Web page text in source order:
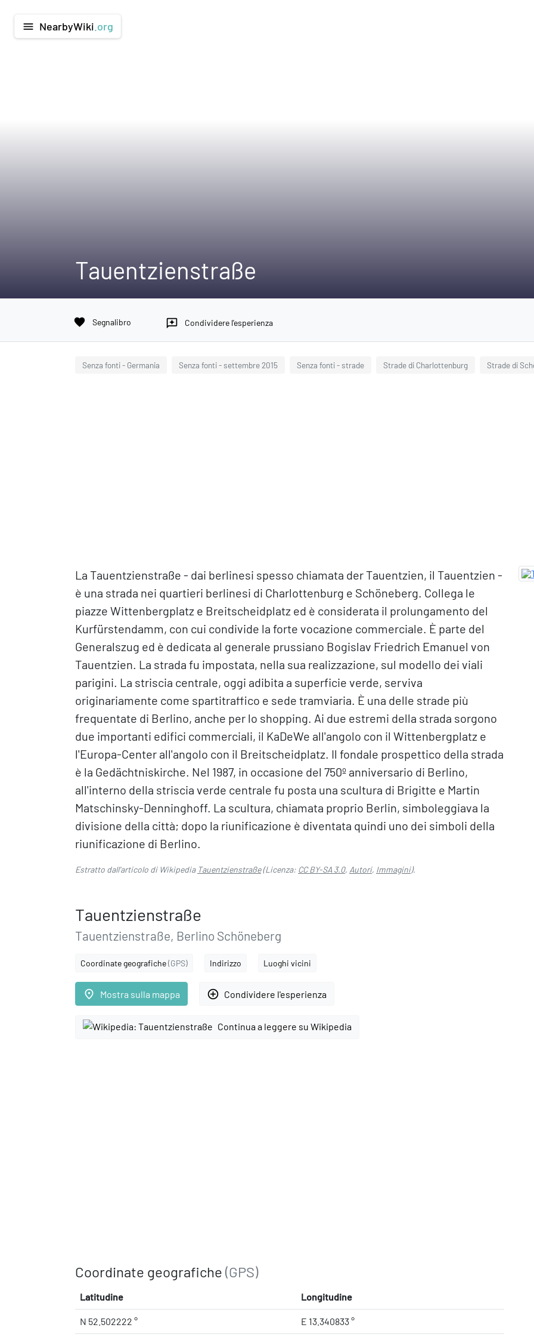
menu NearbyWiki .org
Tauentzienstraße
favorite Segnalibro reviews Condividere l'esperienza
Senza fonti - Germania Senza fonti - settembre 2015 Senza fonti - strade Strade di Charlottenburg Strade di
La Tauentzienstraße - dai berlinesi spesso chiamata der Tauentzien, il Tauentzien -
è una strada nei quartieri berlinesi di Charlottenburg e Schöneberg. Collega le
piazze Wittenbergplatz e Breitscheidplatz ed è considerata il prolungamento del
Kurfürstendamm, con cui condivide la forte vocazione commerciale. È parte del
Generalszug ed è dedicata al generale prussiano Bogislav Friedrich Emanuel von
Tauentzien. La strada fu impostata, nella sua realizzazione, sul modello dei viali
parigini. La striscia centrale, oggi adibita a superficie verde, serviva
originariamente come spartitraffico e sede tramviaria. È una delle strade più
frequentate di Berlino, anche per lo shopping. Ai due estremi della strada sorgono
due importanti edifici commerciali, il KaDeWe all'angolo con il Wittenbergplatz e
l'Europa-Center all'angolo con il Breitscheidplatz. Il fondale prospettico della strada
è la Gedächtniskirche. Nel 1987, in occasione del 750º anniversario di Berlino,
all'interno della striscia verde centrale fu posta una scultura di Brigitte e Martin
Matschinsky-Denninghoff. La scultura, chiamata proprio Berlin, simboleggiava la
divisione della città; dopo la riunificazione è diventata quindi uno dei simboli della
riunificazione di Berlino.
Estratto dall'articolo di Wikipedia Tauentzienstraße(Licenza: CC BY-SA 3.0, Autori, Immagini).
Tauentzienstraße
Tauentzienstraße, Berlino Schöneberg
Coordinate geografiche(GPS) Indirizzo Luoghi vicini
place Mostra sulla mappa add_circle_outline Condividere l'esperienza
Continua a leggere su Wikipedia
Coordinate geografiche (GPS)
Latitudine Longitudine
N 52.502222 ° E 13.340833 °